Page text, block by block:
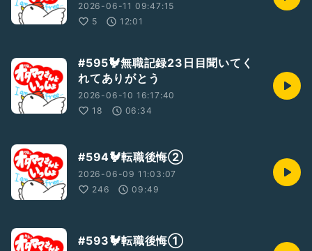
2026-06-11 09:47:15
5
12:01
#595🐓無職記録23日目聞いてく
れてありがとう
2026-06-10 16:17:40
18
06:34
#594🐓転職後悔②
2026-06-09 11:03:07
246
09:49
#593🐓転職後悔①